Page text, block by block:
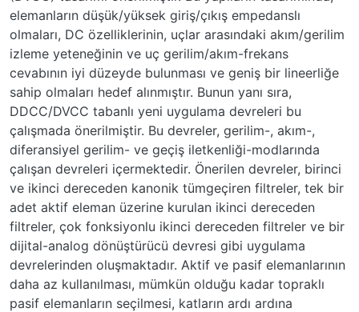
elemanların düşük/yüksek giriş/çıkış empedanslı
olmaları, DC özelliklerinin, uçlar arasındaki akım/gerilim
izleme yeteneğinin ve uç gerilim/akım-frekans
cevabının iyi düzeyde bulunması ve geniş bir lineerliğe
sahip olmaları hedef alınmıştır. Bunun yanı sıra,
DDCC/DVCC tabanlı yeni uygulama devreleri bu
çalışmada önerilmiştir. Bu devreler, gerilim-, akım-,
diferansiyel gerilim- ve geçiş iletkenliği-modlarında
çalışan devreleri içermektedir. Önerilen devreler, birinci
ve ikinci dereceden kanonik tümgeçiren filtreler, tek bir
adet aktif eleman üzerine kurulan ikinci dereceden
filtreler, çok fonksiyonlu ikinci dereceden filtreler ve bir
dijital-analog dönüştürücü devresi gibi uygulama
devrelerinden oluşmaktadır. Aktif ve pasif elemanlarının
daha az kullanılması, mümkün olduğu kadar topraklı
pasif elemanların seçilmesi, katların ardı ardına